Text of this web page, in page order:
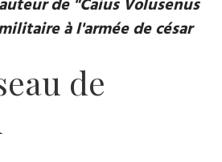
de "Caius Volusenus
à l'armée de césar
de